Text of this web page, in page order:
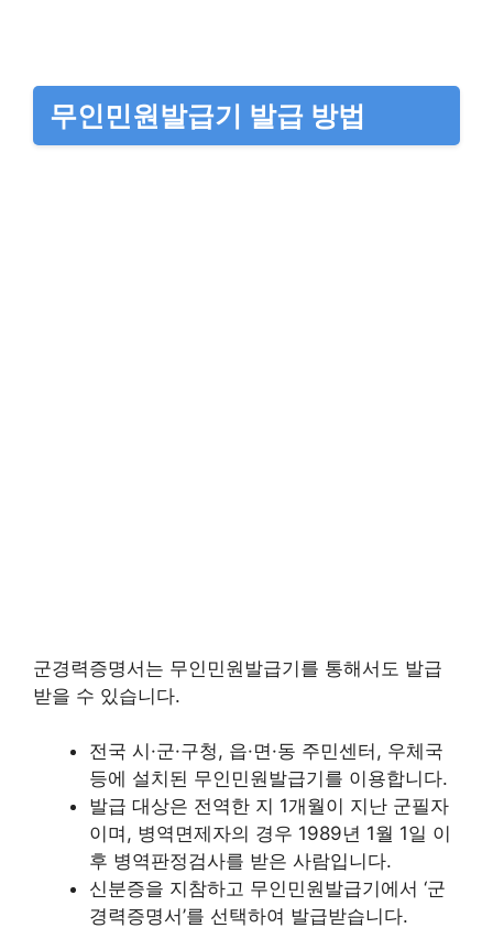
무인민원발급기 발급 방법
군경력증명서는 무인민원발급기를 통해서도 발급
받을 수 있습니다.​
전국 시·군·구청, 읍·면·동 주민센터, 우체국
등에 설치된 무인민원발급기를 이용합니다.​
발급 대상은 전역한 지 1개월이 지난 군필자
이며, 병역면제자의 경우 1989년 1월 1일 이
후 병역판정검사를 받은 사람입니다.
신분증을 지참하고 무인민원발급기에서 ‘군
경력증명서’를 선택하여 발급받습니다.​